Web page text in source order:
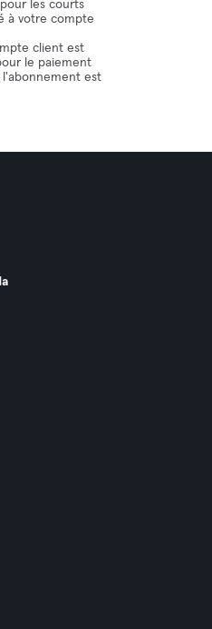
les courts
à votre compte
client est
le paiement
l'abonnement est